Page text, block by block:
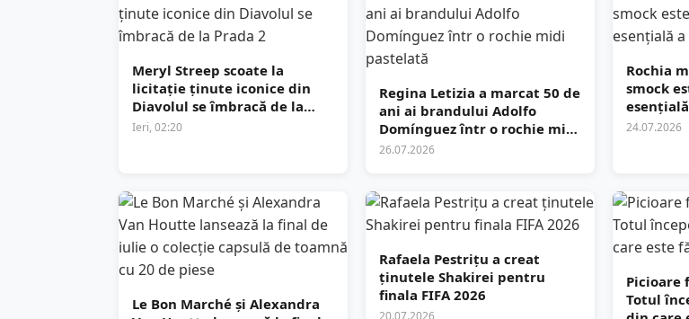
Meryl Streep scoate la
licitație ținute iconice din
Diavolul se îmbracă de la
Prada 2
Ieri, 02:20
Regina Letizia a marcat 50 de
ani ai brandului Adolfo
Domínguez într o rochie midi
pastelată
26.07.2026
Rochia
smock
24.07.2026
Le Bon Marché și Alexandra
Rafaela Pestrițu a creat
ținutele Shakirei pentru
finala FIFA 2026
20.07.2026
Picioare
Totul